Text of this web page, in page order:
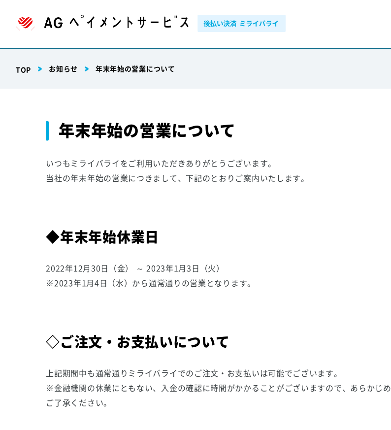
TOP お知らせ 年末年始の営業について
年末年始の営業について
いつもミライバライをご利用いただきありがとうございます。
当社の年末年始の営業につきまして、下記のとおりご案内いたします。
◆年末年始休業日
2022年12月30日（金） ～ 2023年1月3日（火）
※2023年1月4日（水）から通常通りの営業となります。
◇ご注文・お支払いについて
上記期間中も通常通りミライバライでのご注文・お支払いは可能でございます。
※金融機関の休業にともない、入金の確認に時間がかかることがございますので、あらかじめ
ご了承ください。